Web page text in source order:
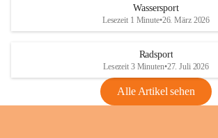
Anhang VBl. EU Nr. 18
1 Seite•1,4 MB
VBl. EU Nr. 18_2026
Wassersport
Lesezeit 1 Minute•26. März 2026
Radsport
Lesezeit 3 Minuten•27. Juli 2026
Alle Artikel sehen